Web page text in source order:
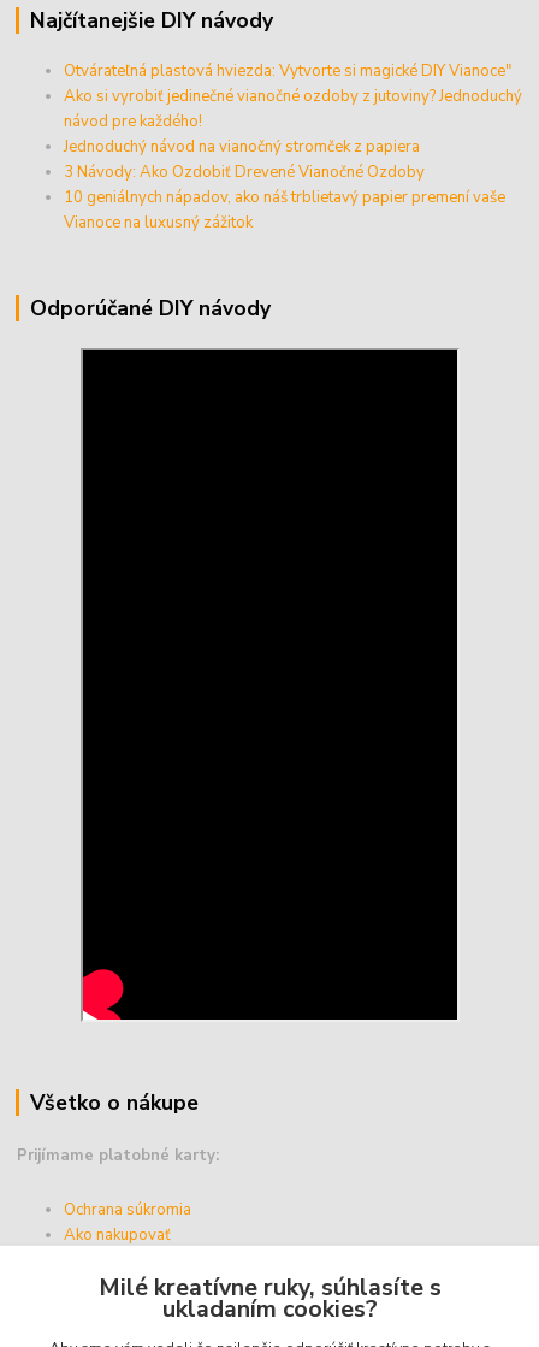
Najčítanejšie DIY návody
Otvárateľná plastová hviezda: Vytvorte si magické DIY Vianoce"
Ako si vyrobiť jedinečné vianočné ozdoby z jutoviny? Jednoduchý
návod pre každého!
Jednoduchý návod na vianočný stromček z papiera
3 Návody: Ako Ozdobiť Drevené Vianočné Ozdoby
10 geniálnych nápadov, ako náš trblietavý papier premení vaše
Vianoce na luxusný zážitok
Odporúčané DIY návody
Všetko o nákupe
Prijímame platobné karty:
Ochrana súkromia
Ako nakupovať
Doprava a platba
Obchodné podmienky
Milé kreatívne ruky, súhlasíte s
ukladaním cookies?